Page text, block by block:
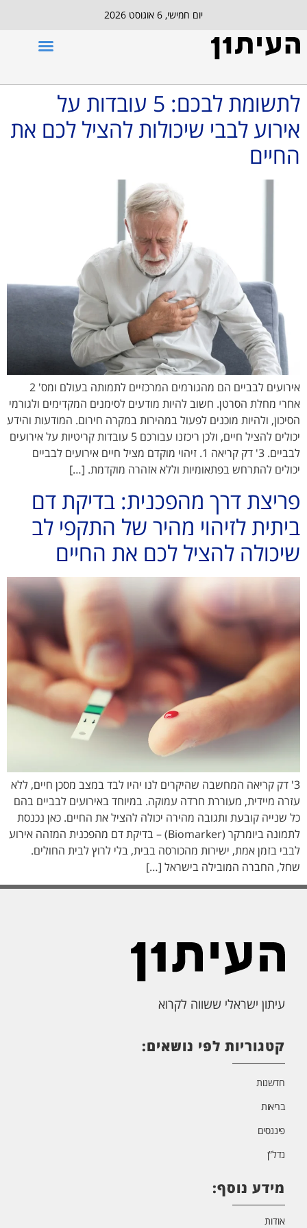
יום חמישי, 6 אוגוסט 2026
לתשומת לבכם: 5 עובדות על
אירוע לבבי שיכולות להציל לכם את
החיים
אירועים לבביים הם מהגורמים המרכזיים לתמותה בעולם ומס' 2
אחרי מחלת הסרטן. חשוב להיות מודעים לסימנים המקדימים ולגורמי
הסיכון, ולהיות מוכנים לפעול במהירות במקרה חירום. המודעות והידע
יכולים להציל חיים, ולכן ריכזנו עבורכם 5 עובדות קריטיות על אירועים
לבביים. 3' דק קריאה 1. זיהוי מוקדם מציל חיים אירועים לבביים
יכולים להתרחש בפתאומיות וללא אזהרה מוקדמת. […]
פריצת דרך מהפכנית: בדיקת דם
ביתית לזיהוי מהיר של התקפי לב
שיכולה להציל לכם את החיים
3' דק קריאה המחשבה שהיקרים לנו יהיו לבד במצב מסכן חיים, ללא
עזרה מיידית, מעוררת חרדה עמוקה. במיוחד באירועים לבביים בהם
כל שנייה קובעת ותגובה מהירה יכולה להציל את החיים. כאן נכנסת
לתמונה ביומרקר (Biomarker) – בדיקת דם מהפכנית המזהה אירוע
לבבי בזמן אמת, ישירות מהכורסה בבית, בלי לרוץ לבית החולים.
שחל, החברה המובילה בישראל […]
עיתון ישראלי ששווה לקרוא
קטגוריות לפי נושאים:
חדשנות
בריאות
פיננסים
נדל”ן
מידע נוסף:
אודות